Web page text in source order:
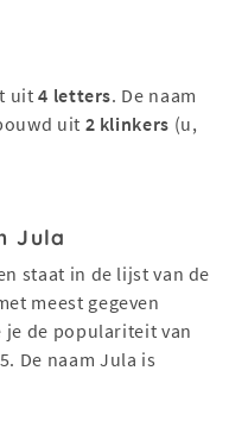
uit4 letters. De naam
uit 2 klinkers (u,
Jula
staat in de lijst van de
meest gegeven
je de populariteit van
De naam Jula is